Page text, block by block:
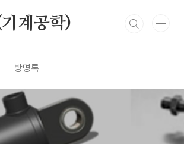
계공학)
방명록